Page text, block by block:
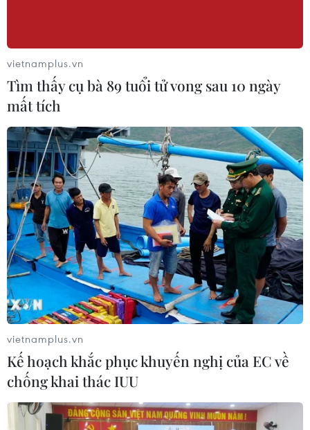
vietnamplus.vn
Tìm thấy cụ bà 89 tuổi tử vong sau 10 ngày
mất tích
vietnamplus.vn
Kế hoạch khắc phục khuyến nghị của EC về
chống khai thác IUU